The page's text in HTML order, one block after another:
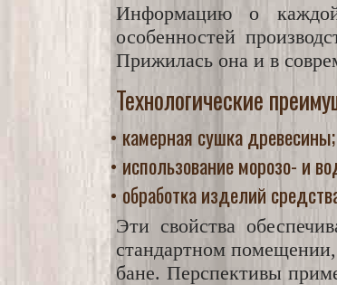
Информацию о каждой
особенностей
Прижилась она и в
Технологические
• камерная сушка древесины;
• использование морозо- и
• обработка изделий
Эти свойства
стандартном
бане. Перспективы